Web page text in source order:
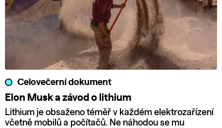
Celovečerní dokument
Elon Musk a závod o lithium
Lithium je obsaženo téměř v každém elektrozařízení
včetně mobilů a počítačů. Ne náhodou se mu